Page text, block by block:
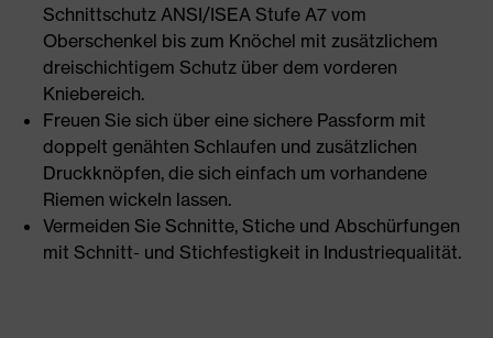
Schnittschutz ANSI/ISEA Stufe A7 vom
Oberschenkel bis zum Knöchel mit zusätzlichem
dreischichtigem Schutz über dem vorderen
Kniebereich.
Freuen Sie sich über eine sichere Passform mit
doppelt genähten Schlaufen und zusätzlichen
Druckknöpfen, die sich einfach um vorhandene
Riemen wickeln lassen.
Vermeiden Sie Schnitte, Stiche und Abschürfungen
mit Schnitt- und Stichfestigkeit in Industriequalität.